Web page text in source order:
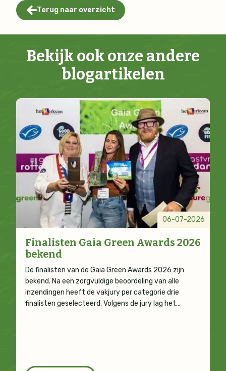
Terug naar overzicht
Bekijk ook onze andere
blogartikelen
06-07-2026
Finalisten Gaia Green Awards 2026
bekend
De finalisten van de Gaia Green Awards 2026 zijn
bekend. Na een zorgvuldige beoordeling van alle
inzendingen heeft de vakjury per categorie drie
finalisten geselecteerd. Volgens de jury lag het…